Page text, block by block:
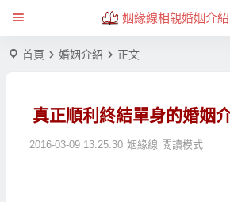
姻緣線相親婚姻介
首頁 婚姻介紹 正文
真正順利終結單身的婚姻
2016-03-09 13:25:30 姻緣線 閱讀模式